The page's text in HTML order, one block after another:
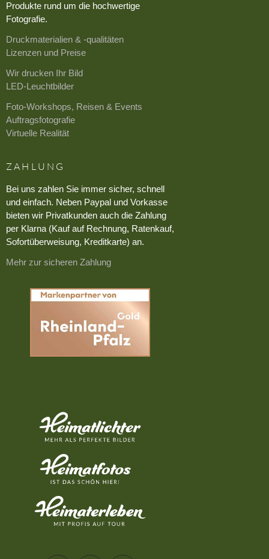
Produkte rund um die hochwertige
Fotografie.
Druckmaterialien & -qualitäten
Lizenzen und Preise
Wir drucken Ihr Bild
LED-Leuchtbilder
Foto-Workshops, Reisen & Events
Auftragsfotografie
Virtuelle Realität
ZAHLUNG
Bei uns zahlen Sie immer sicher, schnell
und einfach. Neben Paypal und Vorkasse
bieten wir Privatkunden auch die Zahlung
per Klarna (Kauf auf Rechnung, Ratenkauf,
Sofortüberweisung, Kreditkarte) an.
Mehr zur sicheren Zahlung